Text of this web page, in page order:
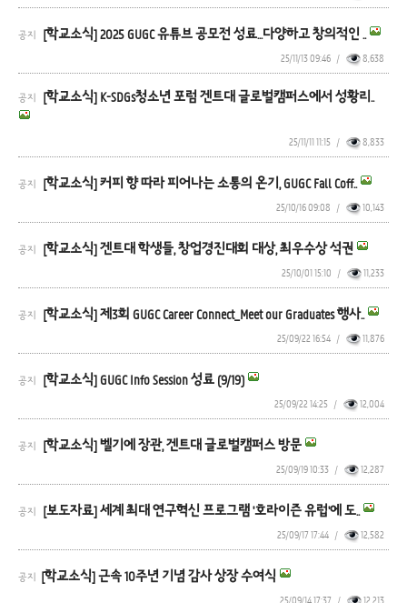
공지 [학교소식] 2025 GUGC 유튜브 공모전 성료...다양하고 창의적인 ..
25/11/13 09:46 / 8,638
공지 [학교소식] K-SDGs청소년 포럼 겐트대 글로벌캠퍼스에서 성황리..
25/11/11 11:15 / 8,833
공지 [학교소식] 커피 향 따라 피어나는 소통의 온기, GUGC Fall Coff..
25/10/16 09:08 / 10,143
공지 [학교소식] 겐트대 학생들, 창업경진대회 대상, 최우수상 석권
25/10/01 15:10 / 11,233
공지 [학교소식] 제3회 GUGC Career Connect_Meet our Graduates 행사..
25/09/22 16:54 / 11,876
공지 [학교소식] GUGC Info Session 성료 (9/19)
25/09/22 14:25 / 12,004
공지 [학교소식] 벨기에 장관, 겐트대 글로벌캠퍼스 방문
25/09/19 10:33 / 12,287
공지 [보도자료] 세계 최대 연구혁신 프로그램 '호라이즌 유럽'에 도..
25/09/17 17:44 / 12,582
공지 ​[학교소식] 근속 10주년 기념 감사 상장 수여식
25/09/14 17:37 / 12,213